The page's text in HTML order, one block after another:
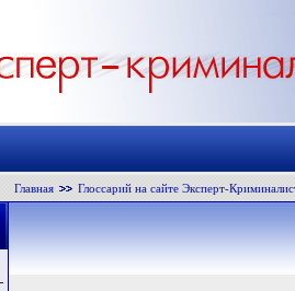
Главная Глоссарий на сайте Эксперт-